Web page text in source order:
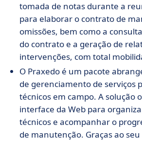
tomada de notas durante a
para elaborar o contrato de
omissões, bem como a
do contrato e a geração de
intervenções, com total
O Praxedo é um pacote
de gerenciamento de serviços
técnicos em campo. A solução
interface da Web para
técnicos e acompanhar o
de manutenção. Graças ao